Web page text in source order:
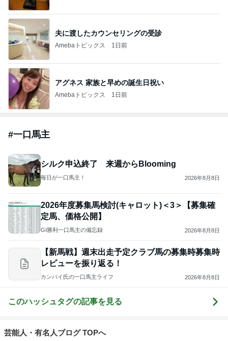
夫に渡したカウンセリングの受診
Amebaトピックス 1日前
アグネス 家族と早めの誕生日祝い
Amebaトピックス 1日前
#一口馬主
シルク申込終了 来週からBlooming
毎日が一口馬主！ 2026年8月8日
2026年度募集馬検討(キャロット)＜3＞【募集確
定馬、価格公開】
GI勝利一口馬主の備忘録 2026年8月8日
【新馬戦】週末出走予定クラブ馬の募集時募集時
レビューを振り返る！
カンパイ氏の一口馬主ライフ 2026年8月8日
このハッシュタグの記事を見る
芸能人・有名人ブログ TOPへ